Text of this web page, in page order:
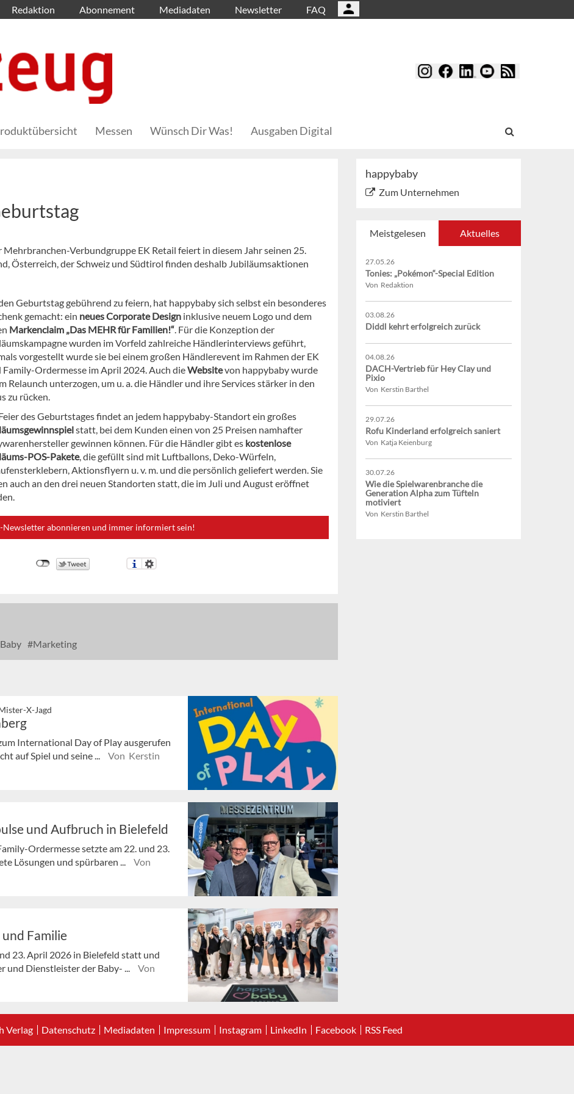
Redaktion Abonnement Mediadaten Newsletter FAQ
Messen Wünsch Dir Was! Ausgaben Digital
Verbundgruppe EK Retail feiert in diesem Jahr seinen 25.
Österreich, der Schweiz und Südtirol finden deshalb Jubiläumsaktionen
Geburtstag gebührend zu feiern, hat happybaby sich selbst ein besonderes
gemacht: ein neues Corporate Design inklusive neuem Logo und dem
Markenclaim „Das MEHR für Familien!“. Für die Konzeption der
wurden im Vorfeld zahlreiche Händlerinterviews geführt,
vorgestellt wurde sie bei einem großen Händlerevent im Rahmen der EK
Family-Ordermesse im April 2024. Auch dieWebsitevon happybaby wurde
Relaunch unterzogen, um u. a. die Händler und ihre Services stärker in den
zu rücken.
des Geburtstages findet an jedem happybaby-Standort ein großes
statt, bei dem Kunden einen von 25 Preisen namhafter
gewinnen können. Für die Händler gibt es kostenlose
POS-Pakete, die gefüllt sind mit Luftballons, Deko-Würfeln,
Aktionsflyern u. v. m. und die persönlich geliefert werden. Sie
auch an den drei neuen Standorten statt, die im Juli und August eröffnet
Newsletter abonnieren und immer informiert sein!
Marketing
X-Jagd
International Day of Play ausgerufen
auf Spiel und seine ...
Von Kerstin
und Aufbruch in Bielefeld
Ordermesse setzte am 22. und 23.
Lösungen und spürbaren ...
Von
Familie
23. April 2026 in Bielefeld statt und
Dienstleister der Baby- ...
Von
happybaby
Zum Unternehmen
Meistgelesen Aktuelles
27.05.26
Tonies: „Pokémon“-Special Edition
Von Redaktion
03.08.26
Diddl kehrt erfolgreich zurück
04.08.26
DACH-Vertrieb für Hey Clay und
Pixio
Von Kerstin Barthel
29.07.26
Rofu Kinderland erfolgreich saniert
Von Katja Keienburg
30.07.26
Wie die Spielwarenbranche die
Generation Alpha zum Tüfteln
motiviert
Von Kerstin Barthel
Verlag Datenschutz Mediadaten Impressum Instagram LinkedIn Facebook RSS Feed